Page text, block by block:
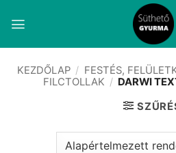
KEZDŐLAP / FESTÉS,
FILCTOLLAK / DARWI